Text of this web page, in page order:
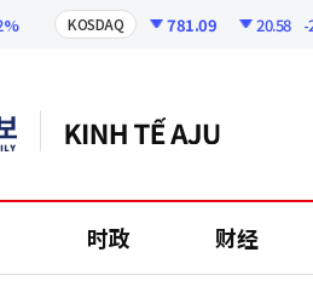
KOSDAQ 781.09 20.58 -
时政 财经